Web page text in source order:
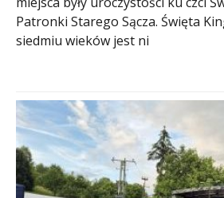
Patronki Starego Sącza. Święta
siedmiu wieków jest ni